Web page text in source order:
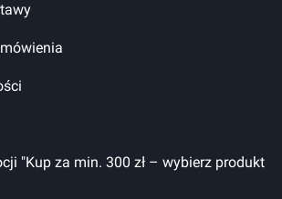
"Kup za min. 300 zł – wybierz produkt